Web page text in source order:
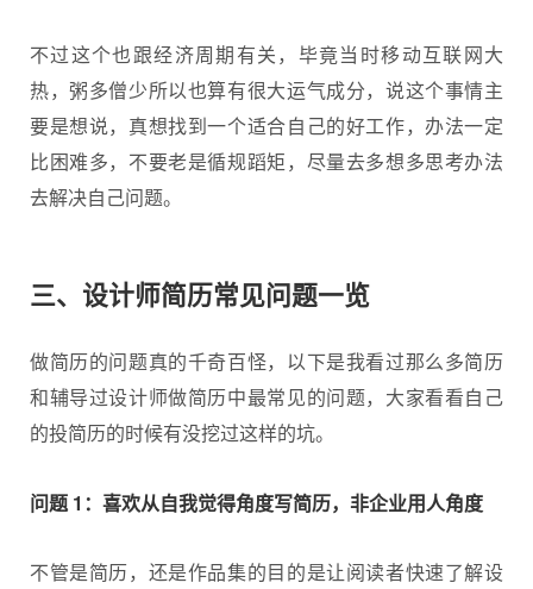
不过这个也跟经济周期有关，毕竟当时移动互联网大
热，粥多僧少所以也算有很大运气成分，说这个事情主
要是想说，真想找到一个适合自己的好工作，办法一定
比困难多，不要老是循规蹈矩，尽量去多想多思考办法
去解决自己问题。
三、设计师简历常见问题一览
做简历的问题真的千奇百怪，以下是我看过那么多简历
和辅导过设计师做简历中最常见的问题，大家看看自己
的投简历的时候有没挖过这样的坑。
问题 1：喜欢从自我觉得角度写简历，非企业用人角度
不管是简历，还是作品集的目的是让阅读者快速了解设